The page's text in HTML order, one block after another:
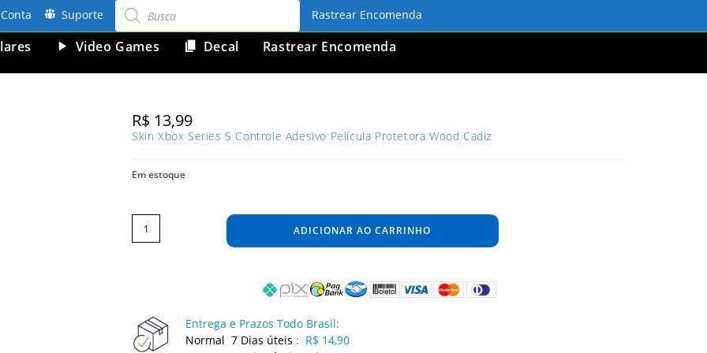
Conta Suporte produtos Rastrear Encomenda
Video Games Decal Rastrear Encomenda
R$ 13,99
Skin Xbox Series S Controle Adesivo Película Protetora Wood Cadiz
Em estoque
Skin
Xbox
Series
Controle
Adesivo
ADICIONAR AO CARRINHO
Entrega e Prazos Todo Brasil:
Normal 7 Dias úteis : R$ 14,90